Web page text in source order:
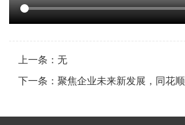
上一条：无
下一条：聚焦企业未来新发展，同花